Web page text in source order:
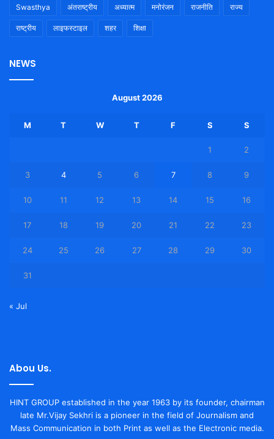
Swasthya अंतराष्ट्रीय अध्यात्म मनोरंजन राजनीति राज्य
राष्ट्रीय लाइफस्टाइल शहर शिक्षा
NEWS
August 2026
M T W T F S S
1 2
3 4 5 6 7 8 9
10 11 12 13 14 15 16
17 18 19 20 21 22 23
24 25 26 27 28 29 30
31
« Jul
Abou Us.
HINT GROUP established in the year 1963 by its founder, chairman
late Mr.Vijay Sekhri is a pioneer in the field of Journalism and
Mass Communication in both Print as well as the Electronic media.